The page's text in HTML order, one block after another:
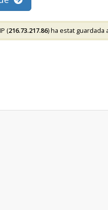
(216.73.217.86) ha estat guardada